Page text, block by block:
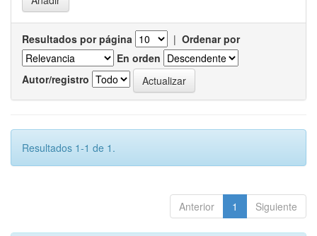
Resultados por página | Ordenar por
En orden
Autor/registro
Resultados 1-1 de 1.
Anterior 1 Siguiente